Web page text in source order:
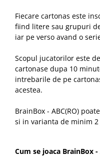
Fiecare cartonas este
fiind litere sau grupuri
iar pe verso avand o
Scopul jucatorilor este
cartonase dupa 10
intrebarile de pe
acestea.
BrainBox - ABC(RO)
si in varianta de minim
Cum se joaca BrainBox -